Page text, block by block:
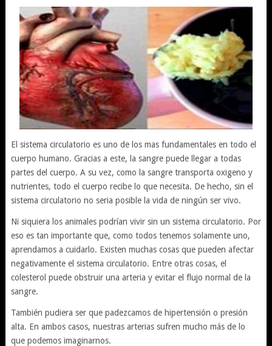
El sistema circulatorio es uno de los mas fundamentales en todo el
cuerpo humano. Gracias a este, la sangre puede llegar a todas
partes del cuerpo. A su vez, como la sangre transporta oxigeno y
nutrientes, todo el cuerpo recibe lo que necesita. De hecho, sin el
sistema circulatorio no seria posible la vida de ningún ser vivo.
Ni siquiera los animales podrían vivir sin un sistema circulatorio. Por
eso es tan importante que, como todos tenemos solamente uno,
aprendamos a cuidarlo. Existen muchas cosas que pueden afectar
negativamente el sistema circulatorio. Entre otras cosas, el
colesterol puede obstruir una arteria y evitar el flujo normal de la
sangre.
También pudiera ser que padezcamos de hipertensión o presión
alta. En ambos casos, nuestras arterias sufren mucho más de lo
que podemos imaginarnos.